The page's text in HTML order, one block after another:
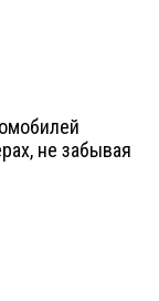
не забывая